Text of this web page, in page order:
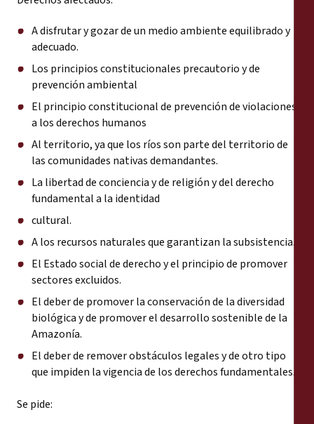
A disfrutar y gozar de un medio ambiente equilibrado y
adecuado.
Los principios constitucionales precautorio y de
prevención ambiental
El principio constitucional de prevención de violaciones
a los derechos humanos
Al territorio, ya que los ríos son parte del territorio de
las comunidades nativas demandantes.
La libertad de conciencia y de religión y del derecho
fundamental a la identidad
cultural.
A los recursos naturales que garantizan la subsistencia.
El Estado social de derecho y el principio de promover
sectores excluidos.
El deber de promover la conservación de la diversidad
biológica y de promover el desarrollo sostenible de la
Amazonía.
El deber de remover obstáculos legales y de otro tipo
que impiden la vigencia de los derechos fundamentales.
Se pide: